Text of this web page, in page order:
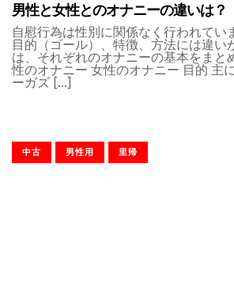
男性と女性とのオナニーの違いは？
自慰行為は性別に関係なく行われてい
目的（ゴール）、特徴、方法には違い
は、それぞれのオナニーの基本をまと
性のオナニー 女性のオナニー 目的 主
ーガズ […]
中古 男性用 里帰